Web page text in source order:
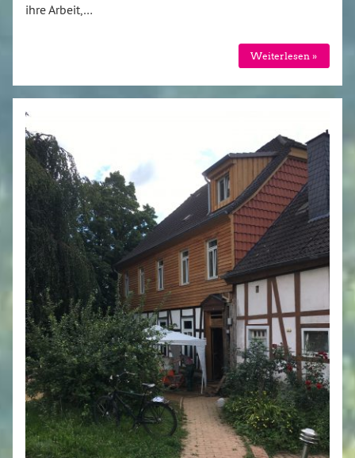
ihre Arbeit,…
Weiterlesen »